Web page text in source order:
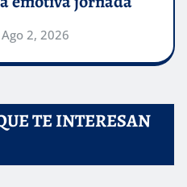
Ago 2, 2026
TE INTERESAN